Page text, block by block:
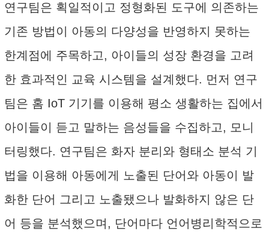
연구팀은 획일적이고 정형화된 도구에 의존하는
기존 방법이 아동의 다양성을 반영하지 못하는
한계점에 주목하고, 아이들의 성장 환경을 고려
한 효과적인 교육 시스템을 설계했다. 먼저 연구
팀은 홈 IoT 기기를 이용해 평소 생활하는 집에서
아이들이 듣고 말하는 음성들을 수집하고, 모니
터링했다. 연구팀은 화자 분리와 형태소 분석 기
법을 이용해 아동에게 노출된 단어와 아동이 발
화한 단어 그리고 노출됐으나 발화하지 않은 단
어 등을 분석했으며, 단어마다 언어병리학적으로